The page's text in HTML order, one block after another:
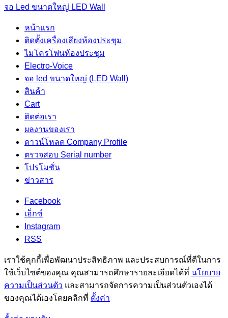
จอ Led ขนาดใหญ่ LED Wall
หน้าแรก
ติดตั้งเครื่องเสียงห้องประชุม
ไมโครโฟนห้องประชุม
Electro-Voice
จอ led ขนาดใหญ่ (LED Wall)
สินค้า
Cart
ติดต่อเรา
ผลงานของเรา
ดาวน์โหลด Company Profile
ตรวจสอบ Serial number
โปรโมชั่น
ข่าวสาร
Facebook
เอ็กซ์
Instagram
RSS
เราใช้คุกกี้เพื่อพัฒนาประสิทธิภาพ และประสบการณ์ที่ดีในการ
ใช้เว็บไซต์ของคุณ คุณสามารถศึกษารายละเอียดได้ที่ นโยบาย
ความเป็นส่วนตัว และสามารถจัดการความเป็นส่วนตัวเองได้
ของคุณได้เองโดยคลิกที่ ตั้งค่า